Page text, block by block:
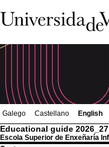
Galego Castellano English
Educational guide 2026_27
Escola Superior de Enxeñaría